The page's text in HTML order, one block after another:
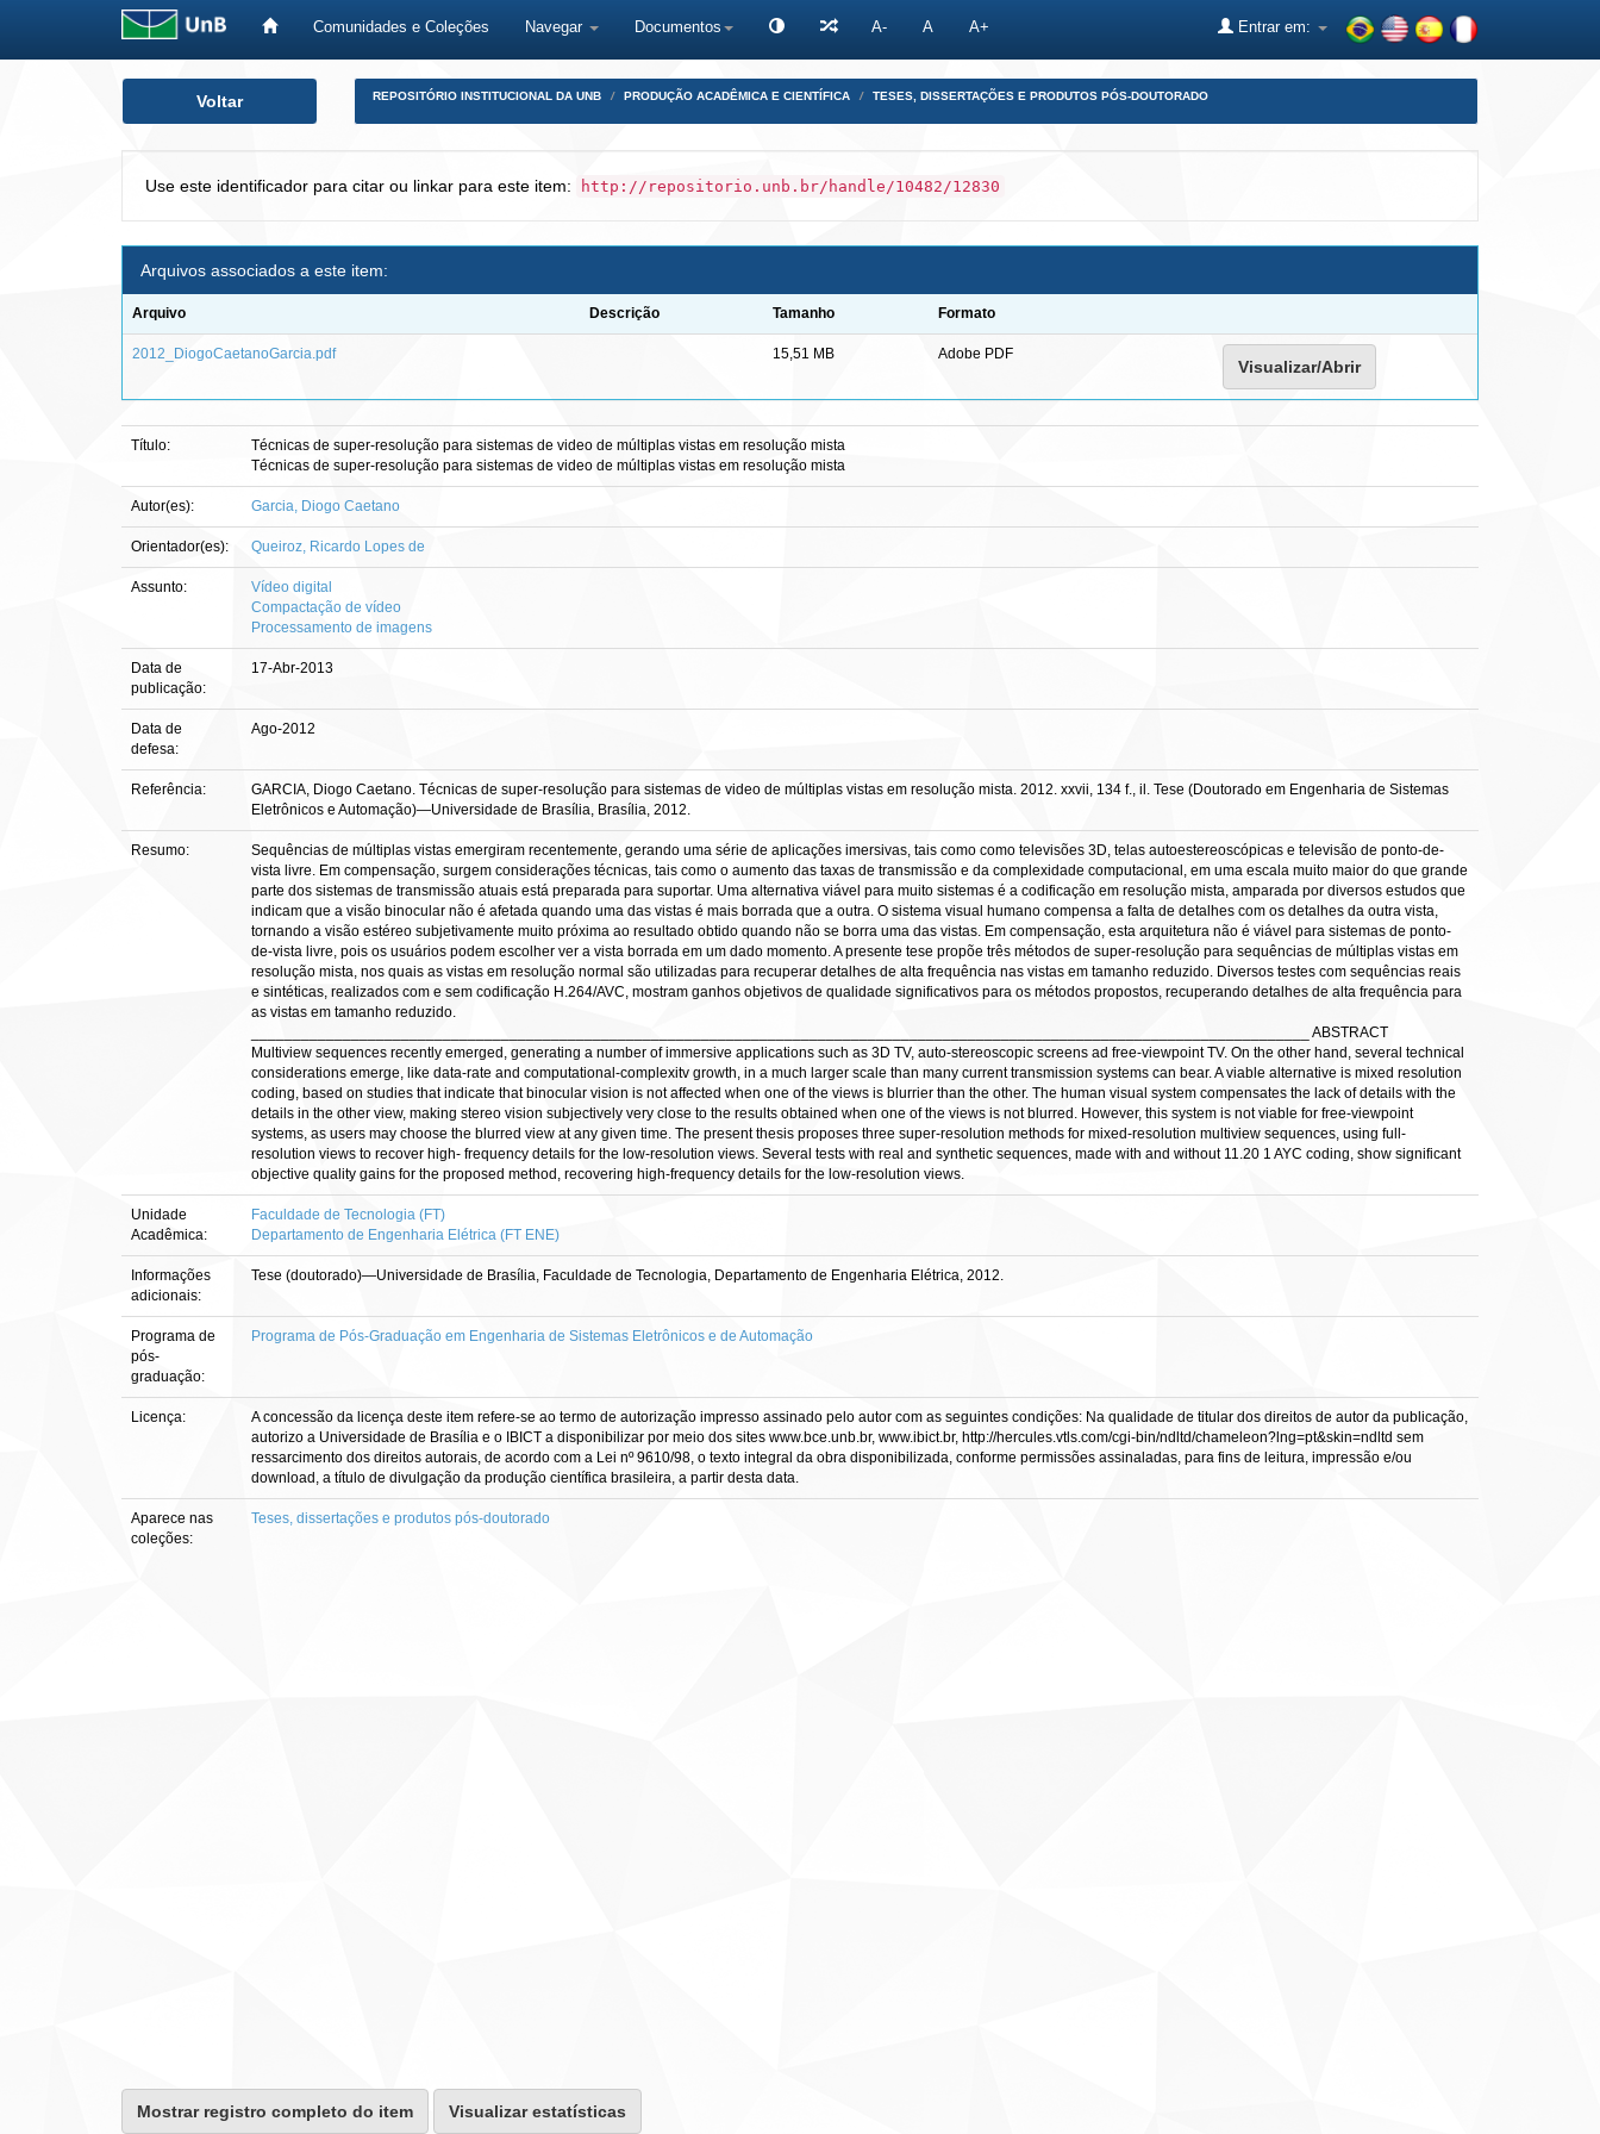
Comunidades e Coleções Navegar Documentos A- A A+ Entrar em:
Voltar REPOSITÓRIO INSTITUCIONAL DA UNB PRODUÇÃO ACADÊMICA E CIENTÍFICA TESES, DISSERTAÇÕES E PRODUTOS PÓS-DOUTORADO
Use este identificador para citar ou linkar para este item: http://repositorio.unb.br/handle/10482/12830
Arquivos associados a este item:
Arquivo Descrição Tamanho Formato
2012_DiogoCaetanoGarcia.pdf 15,51 MB Adobe PDF
Visualizar/Abrir
Título:
Técnicas de super-resolução para sistemas de video de múltiplas vistas em resolução mista
Técnicas de super-resolução para sistemas de video de múltiplas vistas em resolução mista
Autor(es): Garcia, Diogo Caetano
Orientador(es): Queiroz, Ricardo Lopes de
Assunto:
Vídeo digital
Compactação de vídeo
Processamento de imagens
Data de
publicação:
17-Abr-2013
Data de
defesa:
Ago-2012
Referência:
GARCIA, Diogo Caetano. Técnicas de super-resolução para sistemas de video de múltiplas vistas em resolução mista. 2012. xxvii, 134 f., il. Tese (Doutorado em Engenharia de Sistemas
Eletrônicos e Automação)—Universidade de Brasília, Brasília, 2012.
Resumo:
Sequências de múltiplas vistas emergiram recentemente, gerando uma série de aplicações imersivas, tais como como televisões 3D, telas autoestereoscópicas e televisão de ponto-de-
vista livre. Em compensação, surgem considerações técnicas, tais como o aumento das taxas de transmissão e da complexidade computacional, em uma escala muito maior do que grande
parte dos sistemas de transmissão atuais está preparada para suportar. Uma alternativa viável para muito sistemas é a codificação em resolução mista, amparada por diversos estudos que
indicam que a visão binocular não é afetada quando uma das vistas é mais borrada que a outra. O sistema visual humano compensa a falta de detalhes com os detalhes da outra vista,
tornando a visão estéreo subjetivamente muito próxima ao resultado obtido quando não se borra uma das vistas. Em compensação, esta arquitetura não é viável para sistemas de ponto-
de-vista livre, pois os usuários podem escolher ver a vista borrada em um dado momento. A presente tese propõe três métodos de super-resolução para sequências de múltiplas vistas em
resolução mista, nos quais as vistas em resolução normal são utilizadas para recuperar detalhes de alta frequência nas vistas em tamanho reduzido. Diversos testes com sequências reais
e sintéticas, realizados com e sem codificação H.264/AVC, mostram ganhos objetivos de qualidade significativos para os métodos propostos, recuperando detalhes de alta frequência para
as vistas em tamanho reduzido.
_______________________________________________________________________________________________________________________________ ABSTRACT
Multiview sequences recently emerged, generating a number of immersive applications such as 3D TV, auto-stereoscopic screens ad free-viewpoint TV. On the other hand, several technical
considerations emerge, like data-rate and computational-complexitv growth, in a much larger scale than many current transmission systems can bear. A viable alternative is mixed resolution
coding, based on studies that indicate that binocular vision is not affected when one of the views is blurrier than the other. The human visual system compensates the lack of details with the
details in the other view, making stereo vision subjectively very close to the results obtained when one of the views is not blurred. However, this system is not viable for free-viewpoint
systems, as users may choose the blurred view at any given time. The present thesis proposes three super-resolution methods for mixed-resolution multiview sequences, using full-
resolution views to recover high- frequency details for the low-resolution views. Several tests with real and synthetic sequences, made with and without 11.20 1 AYC coding, show significant
objective quality gains for the proposed method, recovering high-frequency details for the low-resolution views.
Unidade
Acadêmica:
Faculdade de Tecnologia (FT)
Departamento de Engenharia Elétrica (FT ENE)
Informações
adicionais:
Tese (doutorado)—Universidade de Brasília, Faculdade de Tecnologia, Departamento de Engenharia Elétrica, 2012.
Programa de
pós-
graduação:
Programa de Pós-Graduação em Engenharia de Sistemas Eletrônicos e de Automação
Licença:
A concessão da licença deste item refere-se ao termo de autorização impresso assinado pelo autor com as seguintes condições: Na qualidade de titular dos direitos de autor da publicação,
autorizo a Universidade de Brasília e o IBICT a disponibilizar por meio dos sites www.bce.unb.br, www.ibict.br, http://hercules.vtls.com/cgi-bin/ndltd/chameleon?lng=pt&skin=ndltd sem
ressarcimento dos direitos autorais, de acordo com a Lei nº 9610/98, o texto integral da obra disponibilizada, conforme permissões assinaladas, para fins de leitura, impressão e/ou
download, a título de divulgação da produção científica brasileira, a partir desta data.
Aparece nas
coleções:
Teses, dissertações e produtos pós-doutorado
Mostrar registro completo do item Visualizar estatísticas